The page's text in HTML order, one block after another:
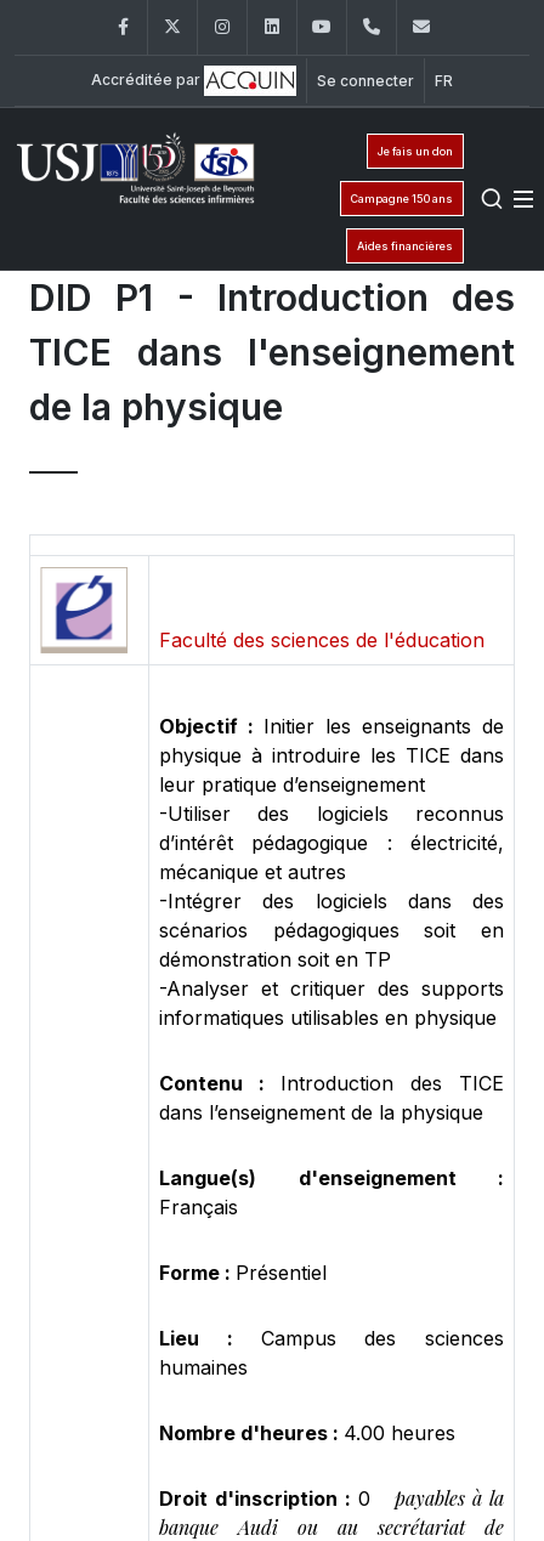
FacebookTwitter InstagramLinkedInYouTube+961 (1) 421 240
Accréditée par Se connecter FR
Je fais un don
Campagne 150 ans
Aides financières
DID P1 - Introduction des
TICE dans l'enseignement
de la physique
Faculté des sciences de l'éducation
Objectif : Initier les enseignants de
physique à introduire les TICE dans
leur pratique d’enseignement
-Utiliser des logiciels reconnus
d’intérêt pédagogique : électricité,
mécanique et autres
-Intégrer des logiciels dans des
scénarios pédagogiques soit en
démonstration soit en TP
-Analyser et critiquer des supports
informatiques utilisables en physique
Contenu : Introduction des TICE
dans l’enseignement de la physique
Langue(s) d'enseignement :
Français
Forme : Présentiel
Lieu : Campus des sciences
humaines
Nombre d'heures : 4.00 heures
Droit d'inscription : 0payables à la
banque Audi ou au secrétariat de